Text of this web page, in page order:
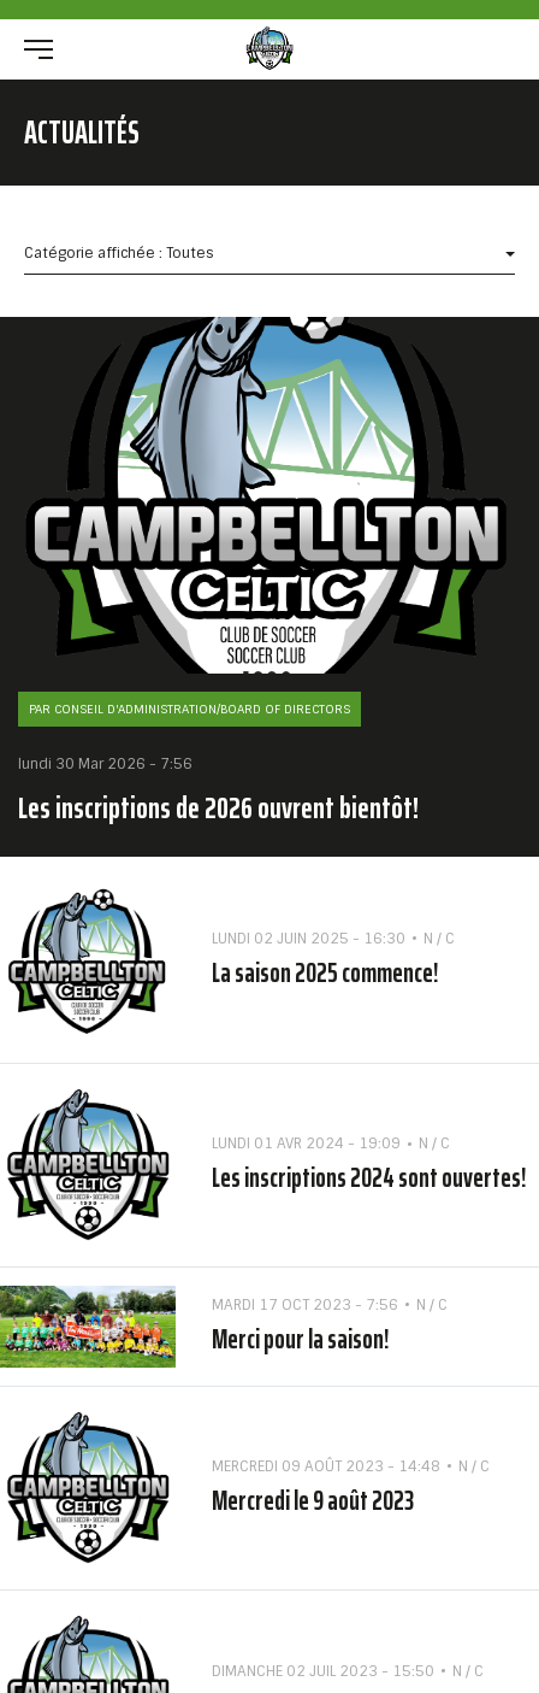
ACTUALITÉS
Catégorie affichée : Toutes
PAR CONSEIL D'ADMINISTRATION/BOARD OF DIRECTORS
lundi 30 Mar 2026 - 7:56
Les inscriptions de 2026 ouvrent bientôt!
LUNDI 02 JUIN 2025 - 16:30 N / C
La saison 2025 commence!
LUNDI 01 AVR 2024 - 19:09 N / C
Les inscriptions 2024 sont ouvertes!
MARDI 17 OCT 2023 - 7:56 N / C
Merci pour la saison!
MERCREDI 09 AOÛT 2023 - 14:48 N / C
Mercredi le 9 août 2023
DIMANCHE 02 JUIL 2023 - 15:50 N / C